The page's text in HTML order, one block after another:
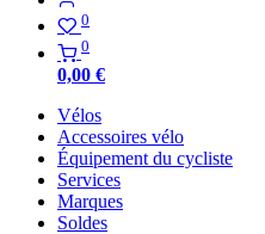
0
0
0,00 €
Vélos
Accessoires vélo
Équipement du cycliste
Services
Marques
Soldes